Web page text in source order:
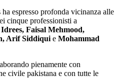
espresso profonda vicinanza alle
cinque professionisti a
Faisal Mehmood,
Arif Siddiqui e Mohammad
pienamente con
civile pakistana e con tutte le